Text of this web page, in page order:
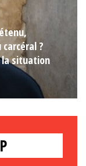
?
la situation